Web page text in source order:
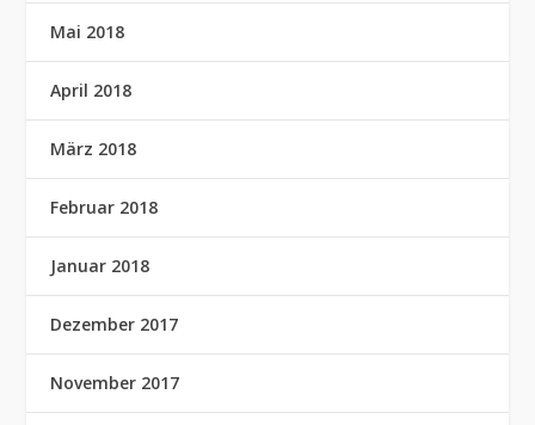
Mai 2018
April 2018
März 2018
Februar 2018
Januar 2018
Dezember 2017
November 2017